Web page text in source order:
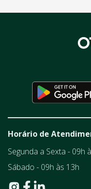
Horário de
Segunda a Sexta - 09h
Sábado - 09h às 13h